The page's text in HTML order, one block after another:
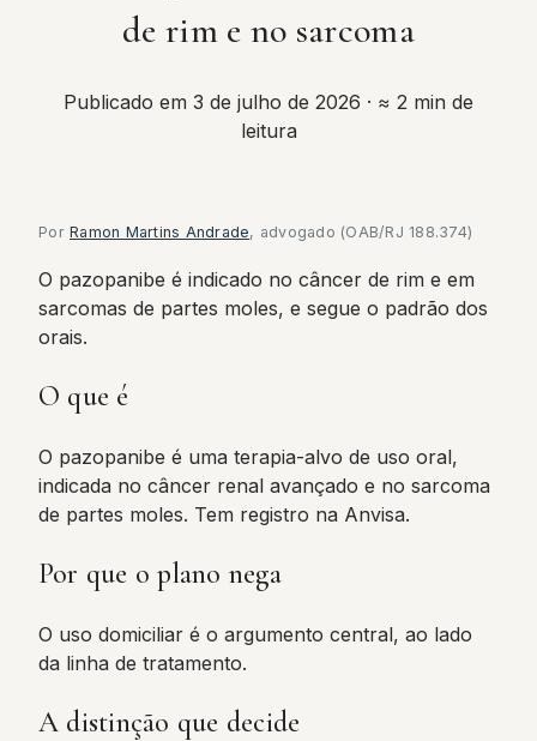
de rim e no sarcoma
Publicado em 3 de julho de 2026 · ≈ 2 min de
leitura
Por Ramon Martins Andrade, advogado (OAB/RJ 188.374)
O pazopanibe é indicado no câncer de rim e em
sarcomas de partes moles, e segue o padrão dos
orais.
O que é
O pazopanibe é uma terapia-alvo de uso oral,
indicada no câncer renal avançado e no sarcoma
de partes moles. Tem registro na Anvisa.
Por que o plano nega
O uso domiciliar é o argumento central, ao lado
da linha de tratamento.
A distinção que decide